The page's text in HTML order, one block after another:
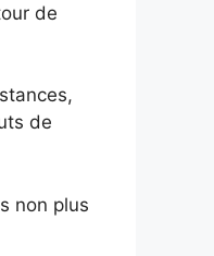
de
de
non plus